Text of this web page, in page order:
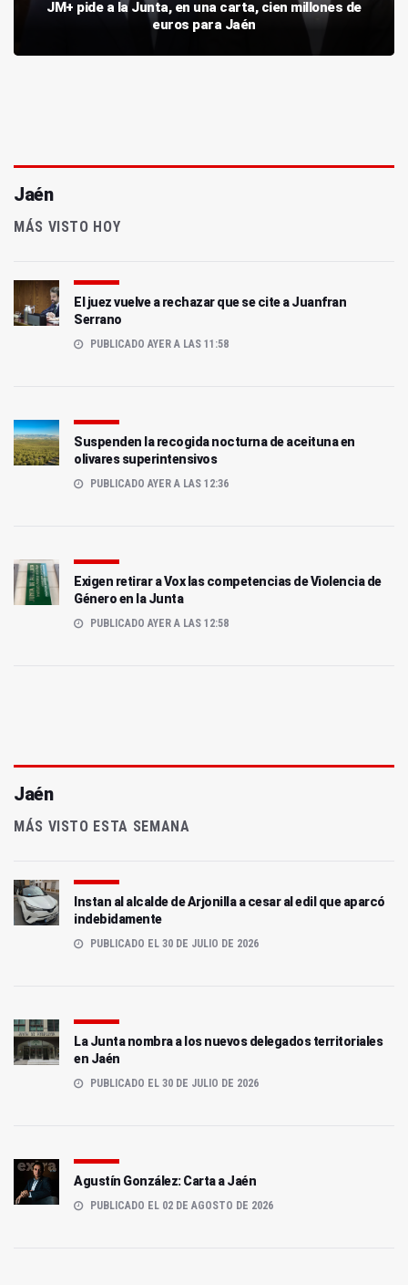
JM+ pide a la Junta, en una carta, cien millones de
euros para Jaén
Jaén
MÁS VISTO HOY
El juez vuelve a rechazar que se cite a Juanfran
Serrano
PUBLICADO AYER A LAS 11:58
Suspenden la recogida nocturna de aceituna en
olivares superintensivos
PUBLICADO AYER A LAS 12:36
Exigen retirar a Vox las competencias de Violencia de
Género en la Junta
PUBLICADO AYER A LAS 12:58
Jaén
MÁS VISTO ESTA SEMANA
Instan al alcalde de Arjonilla a cesar al edil que aparcó
indebidamente
PUBLICADO EL 30 DE JULIO DE 2026
La Junta nombra a los nuevos delegados territoriales
en Jaén
PUBLICADO EL 30 DE JULIO DE 2026
Agustín González: Carta a Jaén
PUBLICADO EL 02 DE AGOSTO DE 2026